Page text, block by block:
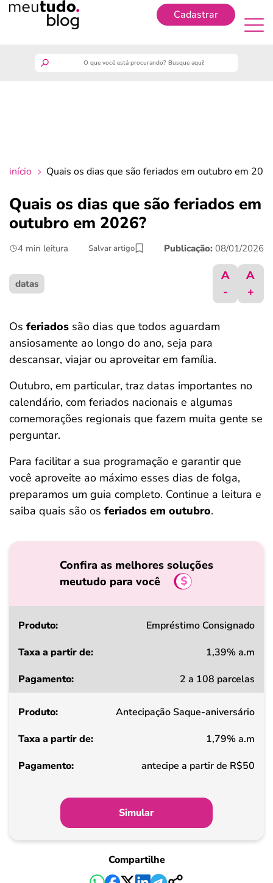
Cadastrar
crédito fácil
últimas notícias
ferramentas
início Quais os dias que são feriados em outubro em
Quais os dias que são feriados em
outubro em 2026?
4 min leitura Salvar artigo Publicação: 08/01/2026
datas
A
-
A
+
Os feriados são dias que todos aguardam
ansiosamente ao longo do ano, seja para
descansar, viajar ou aproveitar em família.
Outubro, em particular, traz datas importantes no
calendário, com feriados nacionais e algumas
comemorações regionais que fazem muita gente se
perguntar.
Para facilitar a sua programação e garantir que
você aproveite ao máximo esses dias de folga,
preparamos um guia completo. Continue a leitura e
saiba quais são os feriados em outubro.
Confira as melhores soluções
meutudo para você
Produto
a
de
Pagamento
Empréstimo Consignado
1,39% a.m
2 a 108 parcelas
Antecipação Saque-aniversário
1,79% a.m
antecipe a partir de R$50
Simular
Compartilhe